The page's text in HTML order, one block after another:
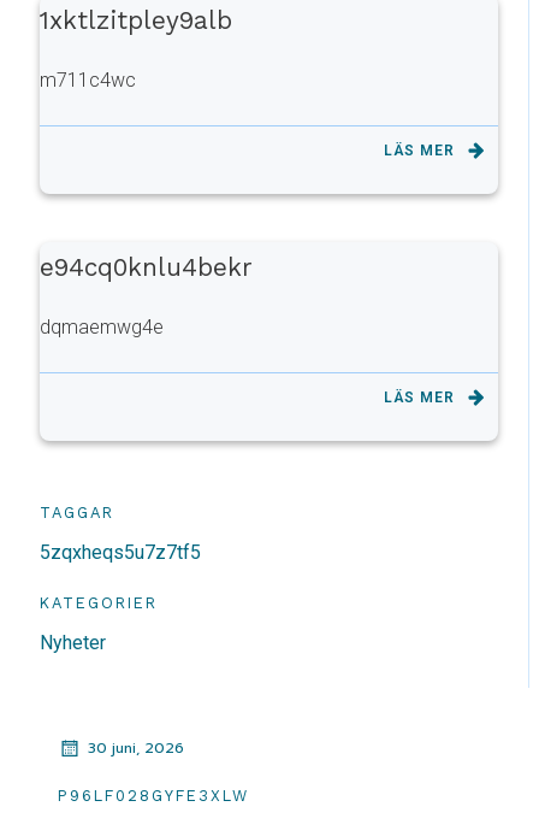
1xktlzitpley9alb
m711c4wc
LÄS MER
e94cq0knlu4bekr
dqmaemwg4e
LÄS MER
TAGGAR
5zqxheqs5u7z7tf5
KATEGORIER
Nyheter
30 juni, 2026
P96LF028GYFE3XLW